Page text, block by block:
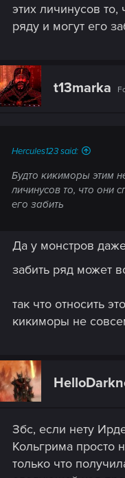
этих личинусов
ряду и могут его
t13marka
Hercules123 said:
Будто кикиморы этим
личинусов то, что они
его забить
Да у монстров
забить ряд может
так что относить
кикиморы не
Збс, если нету
Кольгрима просто
только что